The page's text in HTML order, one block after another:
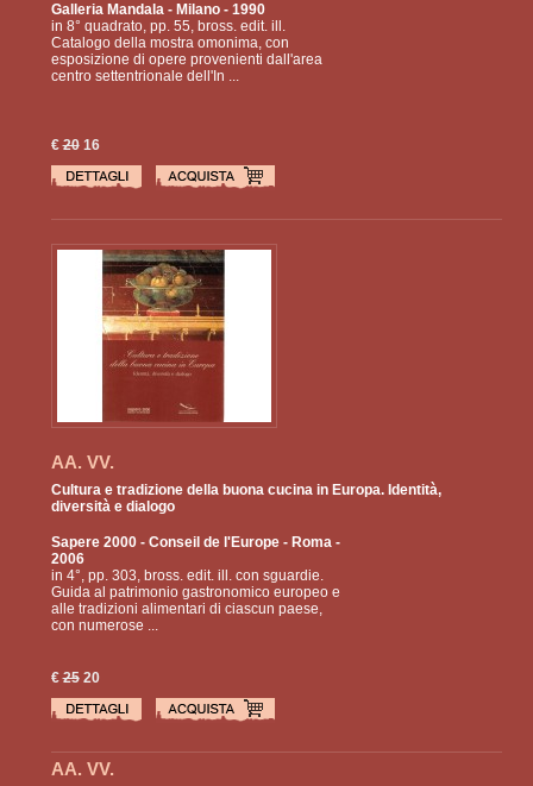
Galleria Mandala- Milano - 1990
in 8° quadrato, pp. 55, bross. edit. ill.
Catalogo della mostra omonima, con
esposizione di opere provenienti dall'area
centro settentrionale dell'In ...
€2016
AA. VV.
Cultura e tradizione della buona cucina in Europa. Identità,
diversità e dialogo
Sapere 2000 - Conseil de l'Europe- Roma -
2006
in 4°, pp. 303, bross. edit. ill. con sguardie.
Guida al patrimonio gastronomico europeo e
alle tradizioni alimentari di ciascun paese,
con numerose ...
€2520
AA. VV.